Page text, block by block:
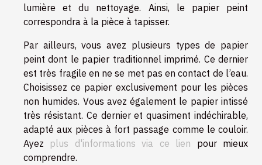
lumière et du nettoyage. Ainsi, le papier peint
correspondra à la pièce à tapisser.
Par ailleurs, vous avez plusieurs types de papier
peint dont le papier traditionnel imprimé. Ce dernier
est très fragile en ne se met pas en contact de l’eau.
Choisissez ce papier exclusivement pour les pièces
non humides. Vous avez également le papier intissé
très résistant. Ce dernier et quasiment indéchirable,
adapté aux pièces à fort passage comme le couloir.
Ayez plus d'informations via ce lien pour mieux
comprendre.